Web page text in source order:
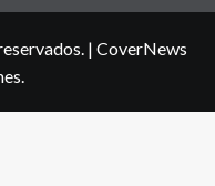
| CoverNews